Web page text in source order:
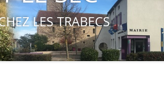
LES TRABECS